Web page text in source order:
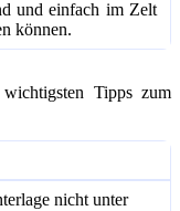
und einfach im Zelt
können.
Tipps zum
nicht unter